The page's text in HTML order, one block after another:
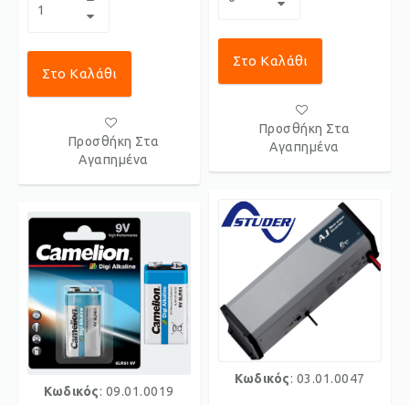
Στο Καλάθι
Προσθήκη Στα
Αγαπημένα
Κωδικός: 09.01.0019
Στο Καλάθι
Προσθήκη Στα
Αγαπημένα
Κωδικός: 03.01.0047